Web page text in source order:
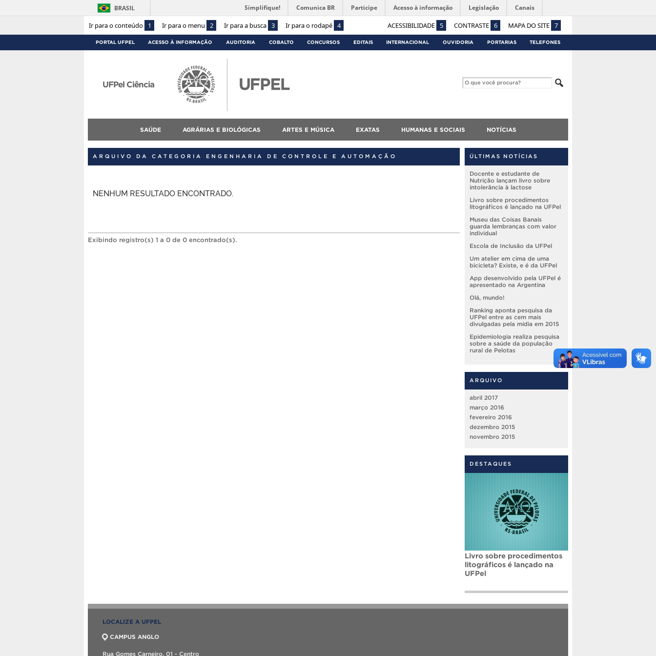
Ir para o conteúdo 1 Ir para o menu 2 Ir para a busca 3 Ir para o rodapé 4 ACESSIBILIDADE 5 CONTRASTE 6 MAPA DO SITE 7
BRASIL Simplifique! Comunica BR Participe Acesso à informação Legislação Canais
PORTAL UFPEL ACESSO À INFORMAÇÃO AUDITORIA COBALTO CONCURSOS EDITAIS INTERNACIONAL OUVIDORIA PORTARIAS TELEFONES
UFPel Ciência
SAÚDE AGRÁRIAS E BIOLÓGICAS ARTES E MÚSICA EXATAS HUMANAS E SOCIAIS NOTÍCIAS
ARQUIVO DA CATEGORIA ENGENHARIA DE CONTROLE E AUTOMAÇÃO
NENHUM RESULTADO ENCONTRADO.
Exibindo registro(s) 1 a 0 de 0 encontrado(s).
ÚLTIMAS NOTÍCIAS
Docente e estudante de
Nutrição lançam livro sobre
intolerância à lactose
Livro sobre procedimentos
litográficos é lançado na UFPel
Museu das Coisas Banais
guarda lembranças com valor
individual
Escola de Inclusão da UFPel
Um atelier em cima de uma
bicicleta? Existe, e é da UFPel
App desenvolvido pela UFPel é
apresentado na Argentina
Olá, mundo!
Ranking aponta pesquisa da
UFPel entre as cem mais
divulgadas pela mídia em 2015
Epidemiologia realiza pesquisa
sobre a saúde da população
rural de Pelotas
ARQUIVO
abril 2017
março 2016
fevereiro 2016
dezembro 2015
novembro 2015
DESTAQUES
Livro sobre procedimentos
litográficos é lançado na
UFPel
LOCALIZE A UFPEL
CAMPUS ANGLO
Rua Gomes Carneiro, 01 - Centro